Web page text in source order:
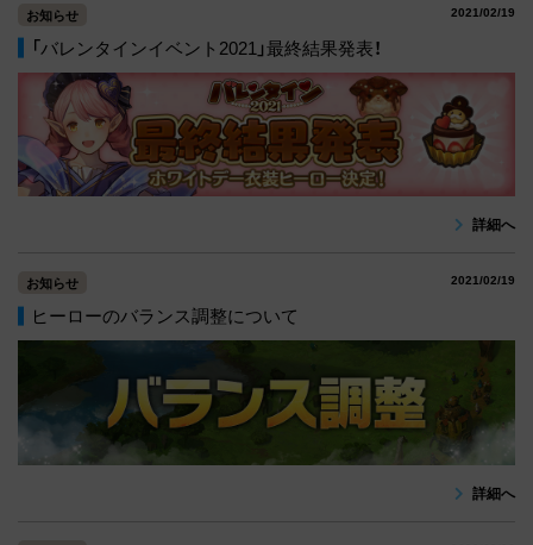
お知らせ 2021/02/19
「バレンタインイベント2021」最終結果発表！
詳細へ
お知らせ 2021/02/19
ヒーローのバランス調整について
詳細へ